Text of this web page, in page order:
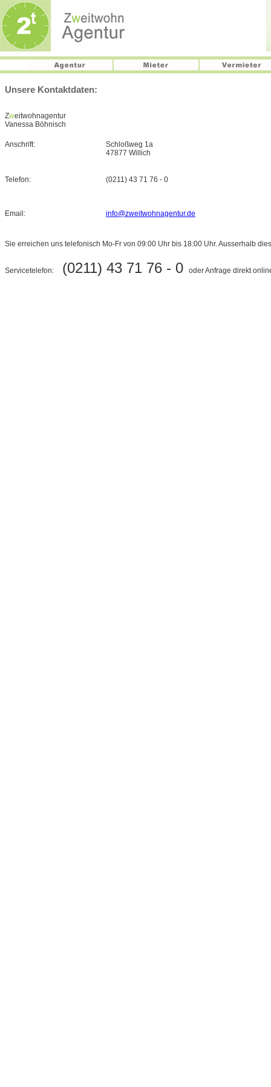
Unsere Kontaktdaten:
Zweitwohnagentur
Vanessa Böhnisch
Anschrift:
Schloßweg 1a
47877 Willich
Telefon: (0211) 43 71 76 - 0
Email: info@zweitwohnagentur.de
Sie erreichen uns telefonisch Mo-Fr von 09:00 Uhr bis 18:00 Uhr. Ausserhalb
Servicetelefon: (0211) 43 71 76 - 0 oder Anfrage direkt